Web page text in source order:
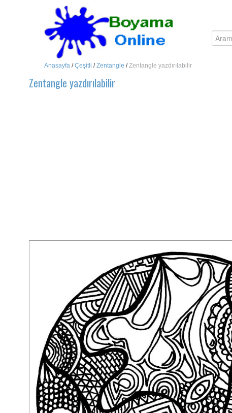
Anasayfa /Çeşitli /Zentangle /Zentangle yazdırılabilir
Zentangle yazdırılabilir